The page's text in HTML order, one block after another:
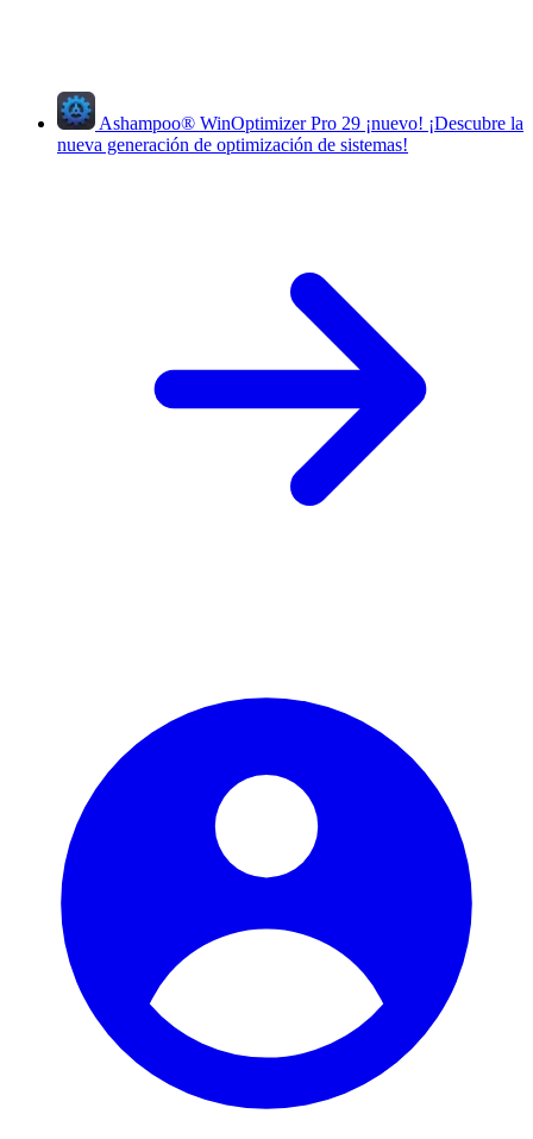
Ashampoo® WinOptimizer Pro 29 ¡nuevo! ¡Descubre la
nueva generación de optimización de sistemas!